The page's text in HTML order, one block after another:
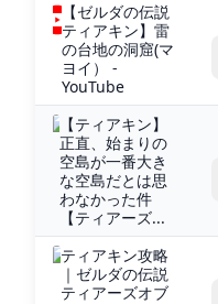
【ゼルダの伝説
ティアキン】雷
の台地の洞窟(マ
ヨイ） -
YouTube
【ティアキン】
正直、始まりの
空島が一番大き
な空島だとは思
わなかった件
【ティアーズ...
ティアキン攻略
｜ゼルダの伝説
ティアーズオブ